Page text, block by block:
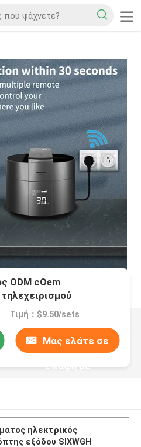
ODM cOem
Τιμή：$9.50/sets
Μας ελάτε σε
επαφή με
ηλεκτρικός
εξόδου SIXWGH